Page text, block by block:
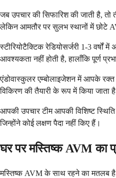
जब उपचार की सिफारिश की जाती है,
लेकिन आमतौर पर सुलभ स्थानों में छोटे
स्टीरियोटैक्टिक रेडियोसर्जरी 1-3
आवश्यकता नहीं होती है, हालाँकि पूर्ण
एंडोवास्कुलर एम्बोलाइजेशन में आपके
विकिरण की तैयारी के रूप में किया जाता
आपकी उपचार टीम आपकी विशिष्ट
जिन्होंने कोई लक्षण पैदा नहीं किए हैं।
घर पर मस्तिष्क AVM का
मस्तिष्क AVM के साथ रहने का मतलब है